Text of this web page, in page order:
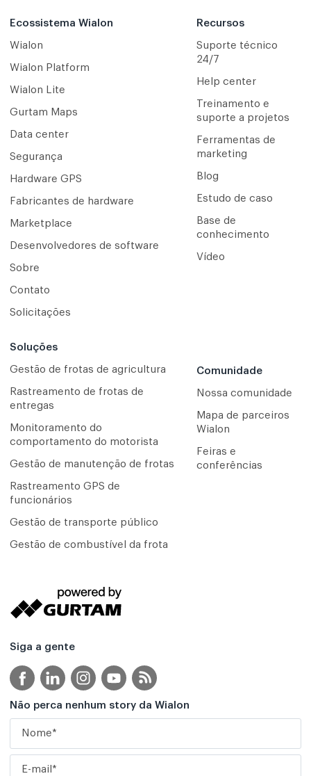
Ecossistema Wialon
Wialon
Wialon Platform
Wialon Lite
Gurtam Maps
Data center
Segurança
Hardware GPS
Fabricantes de hardware
Marketplace
Desenvolvedores de software
Sobre
Contato
Solicitações
Soluções
Gestão de frotas de agricultura
Rastreamento de frotas de
entregas
Monitoramento do
comportamento do motorista
Gestão de manutenção de frotas
Rastreamento GPS de
funcionários
Gestão de transporte público
Gestão de combustível da frota
Recursos
Suporte técnico
24/7
Help center
Treinamento e
suporte a projetos
Ferramentas de
marketing
Blog
Estudo de caso
Base de
conhecimento
Vídeo
Comunidade
Nossa comunidade
Mapa de parceiros
Wialon
Feiras e
conferências
Siga a gente
Não perca nenhum story da Wialon